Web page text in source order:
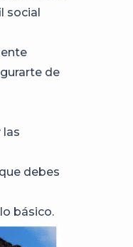
social
de
las
debes
básico.